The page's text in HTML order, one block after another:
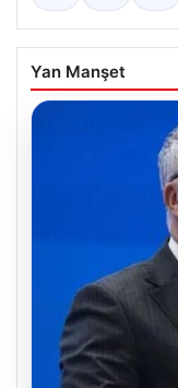
Yan Manşet